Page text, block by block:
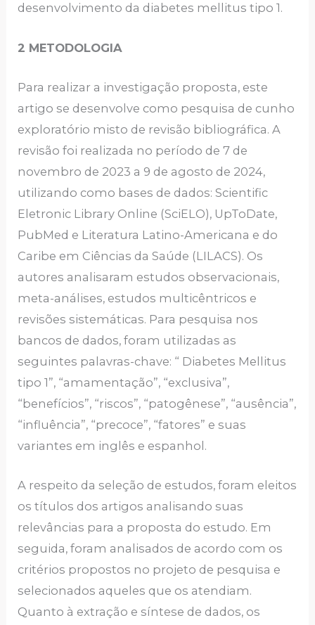
desenvolvimento da diabetes mellitus tipo 1.
2 METODOLOGIA
Para realizar a investigação proposta, este
artigo se desenvolve como pesquisa de cunho
exploratório misto de revisão bibliográfica. A
revisão foi realizada no período de 7 de
novembro de 2023 a 9 de agosto de 2024,
utilizando como bases de dados: Scientific
Eletronic Library Online (SciELO), UpToDate,
PubMed e Literatura Latino-Americana e do
Caribe em Ciências da Saúde (LILACS). Os
autores analisaram estudos observacionais,
meta-análises, estudos multicêntricos e
revisões sistemáticas. Para pesquisa nos
bancos de dados, foram utilizadas as
seguintes palavras-chave: “ Diabetes Mellitus
tipo 1”, “amamentação”, “exclusiva”,
“benefícios”, “riscos”, “patogênese”, “ausência”,
“influência”, “precoce”, “fatores” e suas
variantes em inglês e espanhol.
A respeito da seleção de estudos, foram eleitos
os títulos dos artigos analisando suas
relevâncias para a proposta do estudo. Em
seguida, foram analisados de acordo com os
critérios propostos no projeto de pesquisa e
selecionados aqueles que os atendiam.
Quanto à extração e síntese de dados, os